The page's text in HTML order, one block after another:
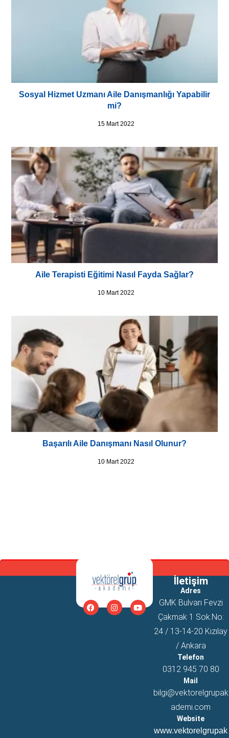
Sosyal Hizmet Uzmanı Aile Danışmanlığı Yapabilir
mi?
15 Mart 2022
Aile Terapisti Eğitimi Nasıl Fayda Sağlar?
10 Mart 2022
Başarılı Aile Danışmanı Nasıl Olunur?
10 Mart 2022
İletişim
Adres
GMK Bulvarı Fevzi
Çakmak 1 Sok.No:
24 / 13-14-20 Kızılay
/ Ankara
Telefon
0312 945 70 80
Mail
bilgi@vektorelgrupak
ademi.com
Website
www.vektorelgrupak